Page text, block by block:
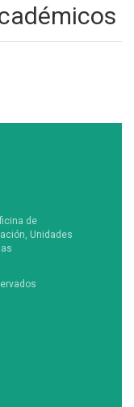
de
Unidades